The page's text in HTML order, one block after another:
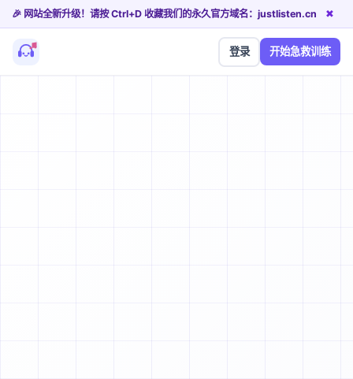
🎉 网站全新升级！请按 Ctrl+D 收藏我们的永久官方域名：justlisten.cn ✖
登录 开始急救训练